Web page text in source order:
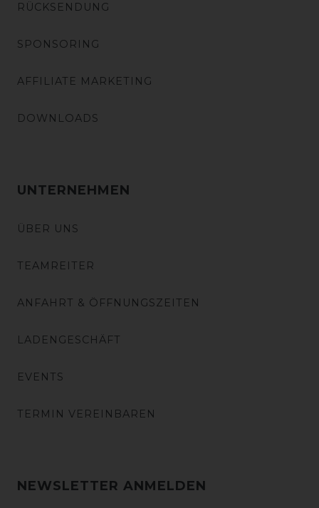
RÜCKSENDUNG
SPONSORING
AFFILIATE MARKETING
DOWNLOADS
UNTERNEHMEN
ÜBER UNS
TEAMREITER
ANFAHRT & ÖFFNUNGSZEITEN
LADENGESCHÄFT
EVENTS
TERMIN VEREINBAREN
NEWSLETTER ANMELDEN